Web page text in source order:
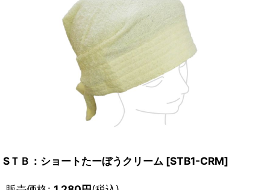
SＴＢ：ショートたーぼうクリーム [STB1-CRM]